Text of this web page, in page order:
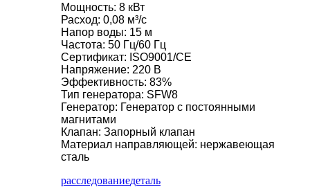
Мощность: 8 кВт
Расход: 0,08 м³/с
Напор воды: 15 м
Частота: 50 Гц/60 Гц
Сертификат: ISO9001/CE
Напряжение: 220 В
Эффективность: 83%
Тип генератора: SFW8
Генератор: Генератор с постоянными
магнитами
Клапан: Запорный клапан
Материал направляющей: нержавеющая
сталь
расследованиедеталь